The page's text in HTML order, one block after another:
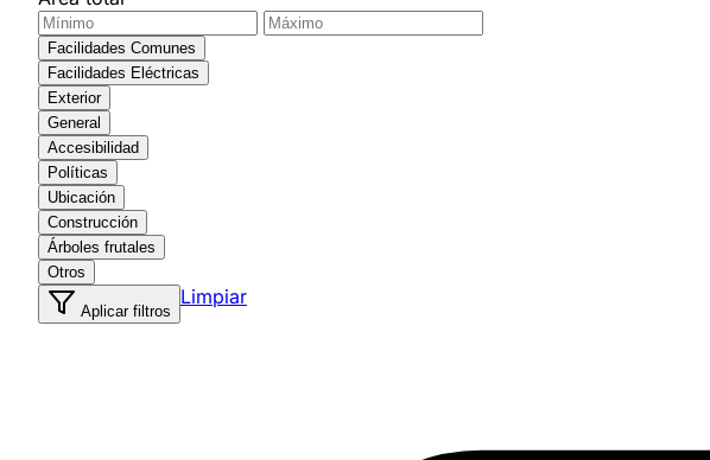
Facilidades Comunes
Facilidades Eléctricas
Exterior
General
Accesibilidad
Políticas
Ubicación
Construcción
Árboles frutales
Otros
Aplicar filtros
Limpiar